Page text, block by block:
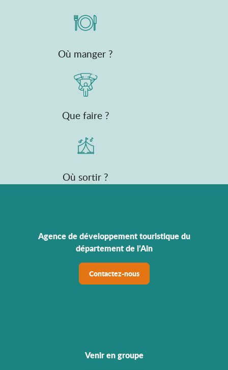
Où manger ?
Que faire ?
Où sortir ?
Agence de développement touristique du
département de l’Ain
Contactez-nous
Venir en groupe